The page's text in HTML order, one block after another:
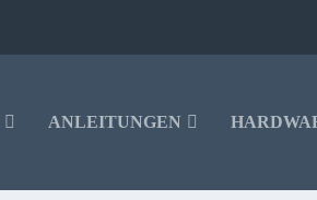
ANLEITUNGEN